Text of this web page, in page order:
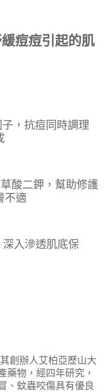
痘痘引起的肌
，抗痘同時調理
酸二鉀，幫助修護
不適
入滲透肌底保
創辦人艾柏亞歷山大
藥物，經四年研究，
、蚊蟲咬傷具有優良